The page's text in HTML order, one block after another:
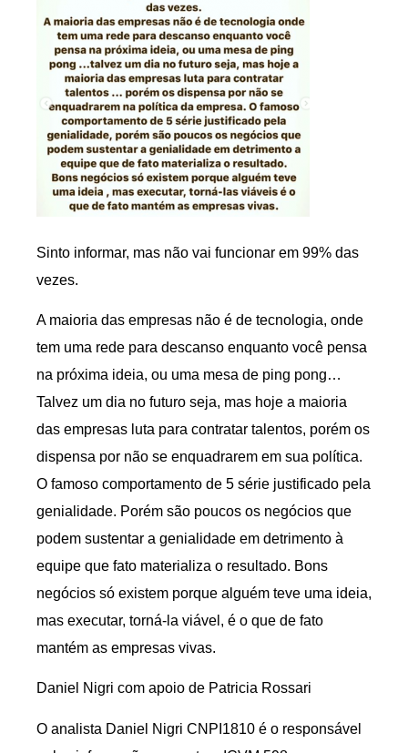
Sinto informar, mas não vai funcionar em 99% das
vezes.
A maioria das empresas não é de tecnologia, onde
tem uma rede para descanso enquanto você pensa
na próxima ideia, ou uma mesa de ping pong…
Talvez um dia no futuro seja, mas hoje a maioria
das empresas luta para contratar talentos, porém os
dispensa por não se enquadrarem em sua política.
O famoso comportamento de 5 série justificado pela
genialidade. Porém são poucos os negócios que
podem sustentar a genialidade em detrimento à
equipe que fato materializa o resultado. Bons
negócios só existem porque alguém teve uma ideia,
mas executar, torná-la viável, é o que de fato
mantém as empresas vivas.
Daniel Nigri com apoio de Patricia Rossari
O analista Daniel Nigri CNPI1810 é o responsável